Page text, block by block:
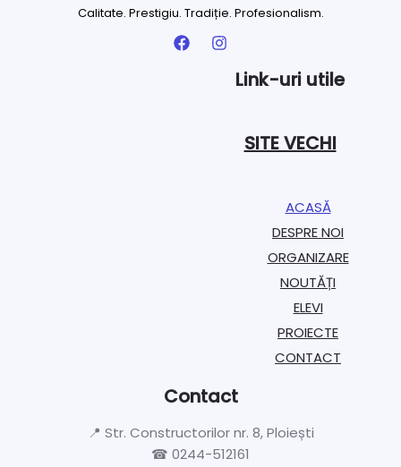
Calitate. Prestigiu. Tradiție. Profesionalism.
Link-uri utile
SITE VECHI
ACASĂ
DESPRE NOI
ORGANIZARE​
NOUTĂȚI
ELEVI
PROIECTE​
CONTACT
Contact
📍 Str. Constructorilor nr. 8, Ploiești
☎ 0244-512161